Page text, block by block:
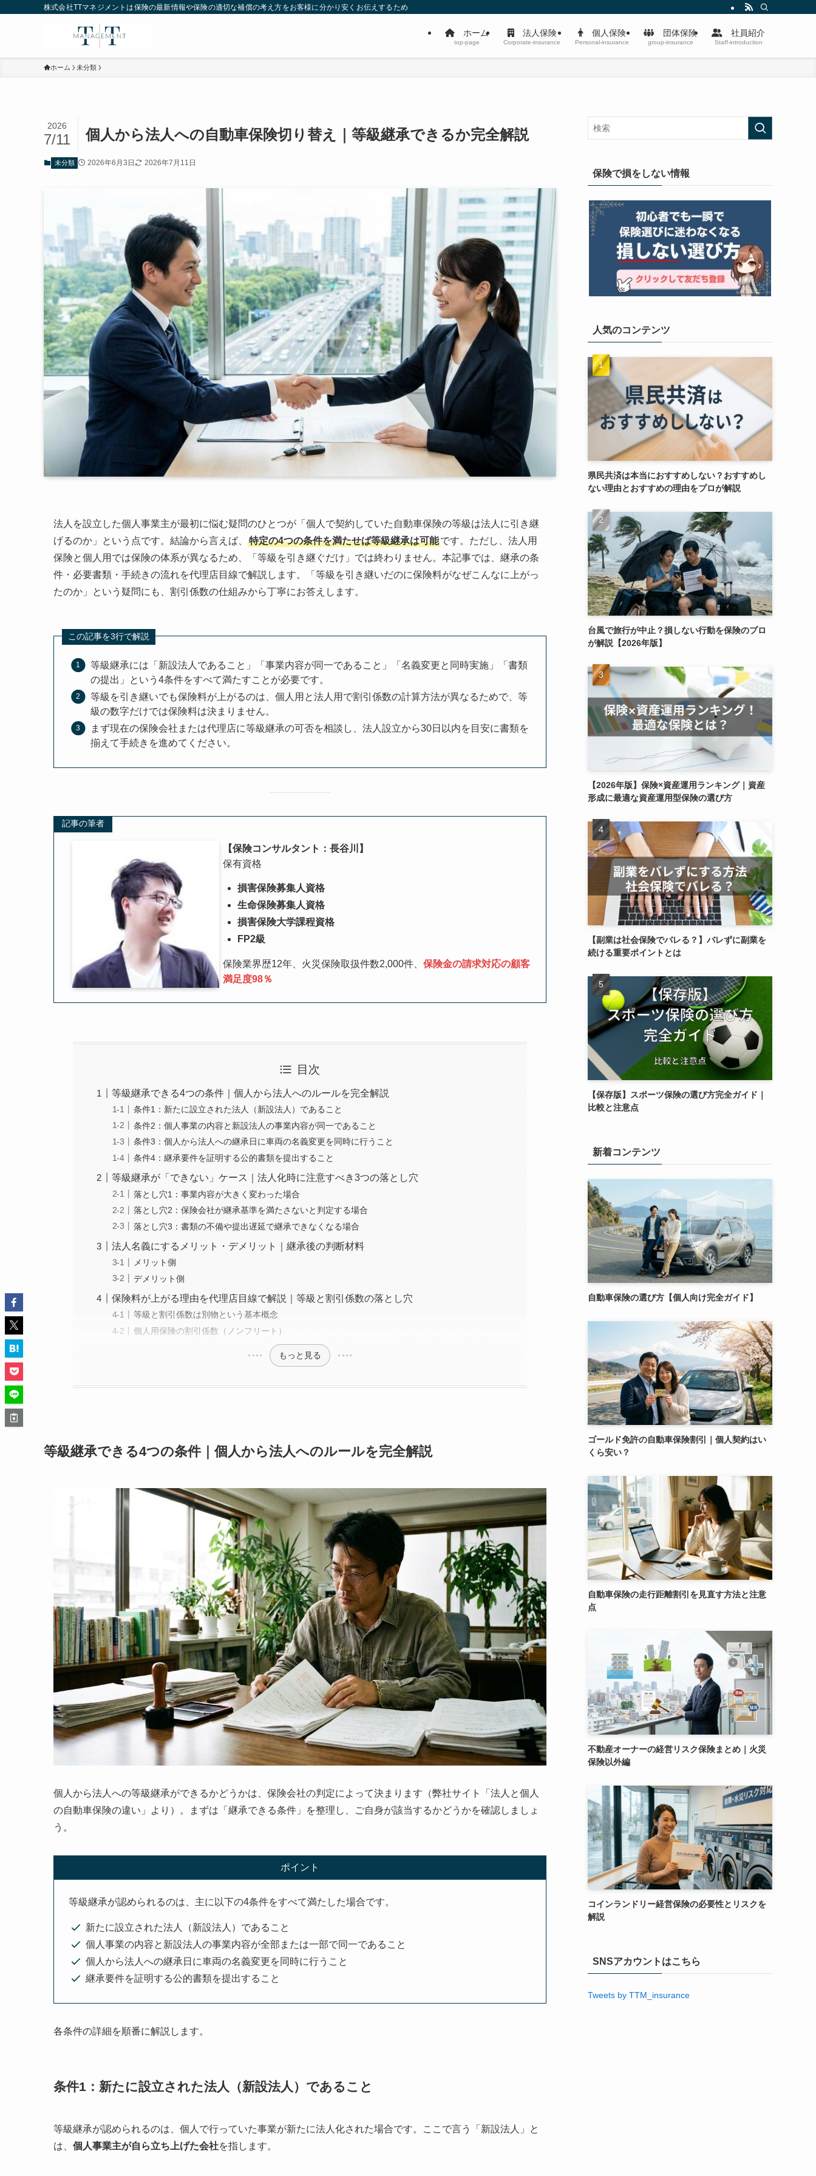
株式会社TTマネジメントは保険の最新情報や保険の適切な補償の考え方をお客様に分かり安くお伝えするためのサイトです。
ホーム
top-page
法人保険
Corporate-insurance
個人保険
Personal-insurance
団体保険
group-insurance
社員紹介
Staff-introduction
ホーム 未分類
個人から法人への自動車保険切り替え｜等級継承できるか完全解説
2026
7/11
未分類 2026年6月3日 2026年7月11日
法人を設立した個人事業主が最初に悩む疑問のひとつが「個人で契約していた自動車保険の等級は法人に引き継
げるのか」という点です。結論から言えば、
特定の4つの条件を満たせば等級継承は可能です。ただし、法人用
保険と個人用では保険の体系が異なるため、「等級を引き継ぐだけ」では終わりません。本記事では、継承の条
件・必要書類・手続きの流れを代理店目線で解説します。「等級を引き継いだのに保険料がなぜこんなに上がっ
たのか」という疑問にも、割引係数の仕組みから丁寧にお答えします。
この記事を3行で解説
等級継承には「新設法人であること」「事業内容が同一であること」「名義変更と同時実施」「書類
の提出」という4条件をすべて満たすことが必要です。
等級を引き継いでも保険料が上がるのは、個人用と法人用で割引係数の計算方法が異なるためで、等
級の数字だけでは保険料は決まりません。
まず現在の保険会社または代理店に等級継承の可否を相談し、法人設立から30日以内を目安に書類を
揃えて手続きを進めてください。
記事の筆者
【保険コンサルタント：長谷川】
保有資格
損害保険募集人資格
生命保険募集人資格
損害保険大学課程資格
FP2級
保険業界歴12年、火災保険取扱件数2,000件、 保険金の請求対応の顧客
満足度98％
目次
等級継承できる4つの条件｜個人から法人へのルールを完全解説
条件1：新たに設立された法人（新設法人）であること
条件2：個人事業の内容と新設法人の事業内容が同一であること
条件3：個人から法人への継承日に車両の名義変更を同時に行うこと
条件4：継承要件を証明する公的書類を提出すること
等級継承が「できない」ケース｜法人化時に注意すべき3つの落とし穴
落とし穴1：事業内容が大きく変わった場合
落とし穴2：保険会社が継承基準を満たさないと判定する場合
落とし穴3：書類の不備や提出遅延で継承できなくなる場合
法人名義にするメリット・デメリット｜継承後の判断材料
メリット側
デメリット側
保険料が上がる理由を代理店目線で解説｜等級と割引係数の落とし穴
等級と割引係数は別物という基本概念
個人用保険の割引係数（ノンフリート）
もっと見る
等級継承できる4つの条件｜個人から法人へのルールを完全解説
個人から法人への等級継承ができるかどうかは、保険会社の判定によって決まります（弊社サイト「法人と個人
の自動車保険の違い」より）。まずは「継承できる条件」を整理し、ご自身が該当するかどうかを確認しましょ
う。
ポイント
等級継承が認められるのは、主に以下の4条件をすべて満たした場合です。
新たに設立された法人（新設法人）であること
個人事業の内容と新設法人の事業内容が全部または一部で同一であること
個人から法人への継承日に車両の名義変更を同時に行うこと
継承要件を証明する公的書類を提出すること
各条件の詳細を順番に解説します。
条件1：新たに設立された法人（新設法人）であること
等級継承が認められるのは、個人で行っていた事業が新たに法人化された場合です。ここで言う「新設法人」と
は、 個人事業主が自ら立ち上げた会社を指します。
保険で損をしない情報
人気のコンテンツ
県民共済は本当におすすめしない？おすすめし
ない理由とおすすめの理由をプロが解説
台風で旅行が中止？損しない行動を保険のプロ
が解説【2026年版】
【2026年版】保険×資産運用ランキング｜資産
形成に最適な資産運用型保険の選び方
【副業は社会保険でバレる？】バレずに副業を
続ける重要ポイントとは
【保存版】スポーツ保険の選び方完全ガイド｜
比較と注意点
新着コンテンツ
自動車保険の選び方【個人向け完全ガイド】
ゴールド免許の自動車保険割引｜個人契約はい
くら安い？
自動車保険の走行距離割引を見直す方法と注意
点
不動産オーナーの経営リスク保険まとめ｜火災
保険以外編
コインランドリー経営保険の必要性とリスクを
解説
SNSアカウントはこちら
Tweets by TTM_insurance